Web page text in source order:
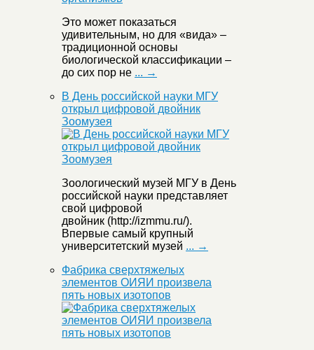
Это может показаться
удивительным, но для «вида» –
традиционной основы
биологической классификации –
до сих пор не ... →
В День российской науки МГУ
открыл цифровой двойник
Зоомузея
Зоологический музей МГУ в День
российской науки представляет
свой цифровой
двойник (http://izmmu.ru/).
Впервые самый крупный
университетский музей ... →
Фабрика сверхтяжелых
элементов ОИЯИ произвела
пять новых изотопов